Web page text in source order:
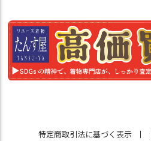
特定商取引法に基づく表示